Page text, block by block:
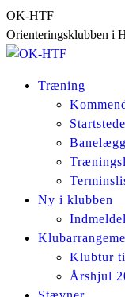
Skip
to
content
OK-HTF
Orienteringsklubben i
Træning
Ny i klubben
Klubtur
Årshjul